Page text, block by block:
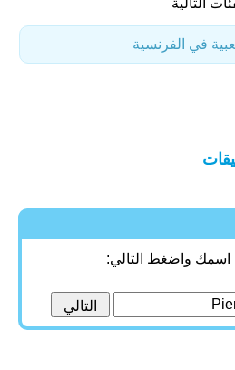
في الفرنسية
اسمك واضغط التالي: